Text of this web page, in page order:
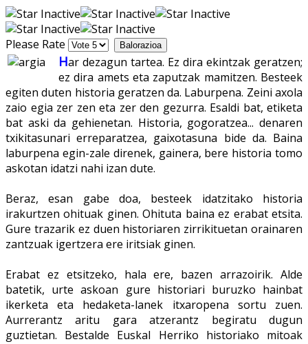
Please Rate
Har dezagun tartea. Ez dira ekintzak geratzen;
ez dira amets eta zaputzak mamitzen. Besteek
egiten duten historia geratzen da. Laburpena. Zeini axola
zaio egia zer zen eta zer den gezurra. Esaldi bat, etiketa
bat aski da gehienetan. Historia, gogoratzea... denaren
txikitasunari erreparatzea, gaixotasuna bide da. Baina
laburpena egin-zale direnek, gainera, bere historia tomo
askotan idatzi nahi izan dute.
Beraz, esan gabe doa, besteek idatzitako historia
irakurtzen ohituak ginen. Ohituta baina ez erabat etsita.
Gure trazarik ez duen historiaren zirrikituetan orainaren
zantzuak igertzera ere iritsiak ginen.
Erabat ez etsitzeko, hala ere, bazen arrazoirik. Alde
batetik, urte askoan gure historiari buruzko hainbat
ikerketa eta hedaketa-lanek itxaropena sortu zuen.
Aurrerantz aritu gara atzerantz begiratu dugun
guztietan. Bestalde Euskal Herriko historiako mitoak